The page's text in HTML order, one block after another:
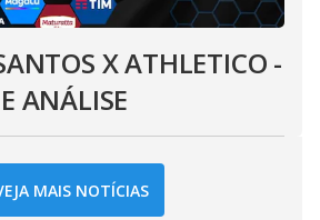
X ATHLETICO -
ANÁLISE
MAIS NOTÍCIAS